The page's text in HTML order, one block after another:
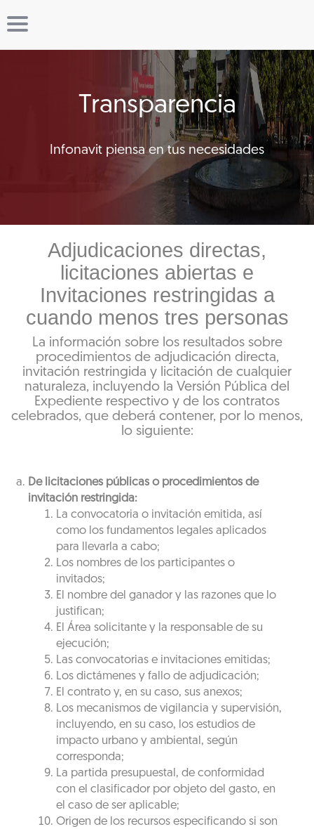
Transparencia
Infonavit piensa en tus necesidades
Adjudicaciones directas,
licitaciones abiertas e
Invitaciones restringidas a
cuando menos tres personas
La información sobre los resultados sobre
procedimientos de adjudicación directa,
invitación restringida y licitación de cualquier
naturaleza, incluyendo la Versión Pública del
Expediente respectivo y de los contratos
celebrados, que deberá contener, por lo menos,
lo siguiente:
De licitaciones públicas o procedimientos de
invitación restringida:
La convocatoria o invitación emitida, así
como los fundamentos legales aplicados
para llevarla a cabo;
Los nombres de los participantes o
invitados;
El nombre del ganador y las razones que lo
justifican;
El Área solicitante y la responsable de su
ejecución;
Las convocatorias e invitaciones emitidas;
Los dictámenes y fallo de adjudicación;
El contrato y, en su caso, sus anexos;
Los mecanismos de vigilancia y supervisión,
incluyendo, en su caso, los estudios de
impacto urbano y ambiental, según
corresponda;
La partida presupuestal, de conformidad
con el clasificador por objeto del gasto, en
el caso de ser aplicable;
Origen de los recursos especificando si son